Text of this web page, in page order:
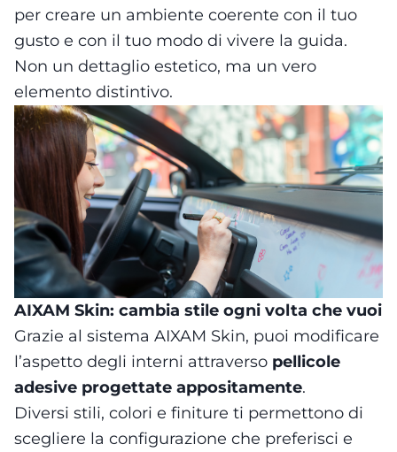
per creare un ambiente coerente con il tuo
gusto e con il tuo modo di vivere la guida.
Non un dettaglio estetico, ma un vero
elemento distintivo.
AIXAM Skin: cambia stile ogni volta che vuoi
Grazie al sistema AIXAM Skin, puoi modificare
l’aspetto degli interni attraverso pellicole
adesive progettate appositamente.
Diversi stili, colori e finiture ti permettono di
scegliere la configurazione che preferisci e